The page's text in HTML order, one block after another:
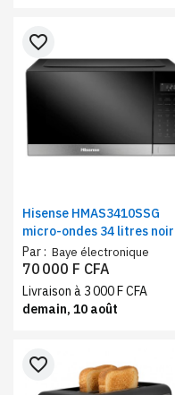
Hisense HMAS3410SSG
micro-ondes 34 litres noir
avec grill | Four micro-
ondes 950 W, 10 niveaux de
puissance
Par : Baye électronique
favorite_border
70 000 F CFA
Livraison à 3 000 F CFA
demain, 10 août
favorite_border